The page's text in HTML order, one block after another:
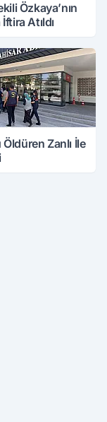
Özkaya’nın
Atıldı
Zanlı İle